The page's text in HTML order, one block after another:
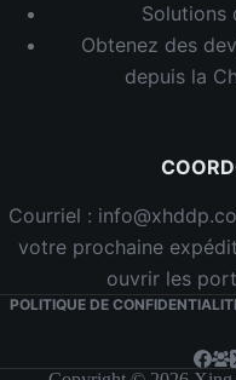
Solutions
Obtenez des
depuis la
Courriel :
votre prochaine
ouvrir les
POLITIQUE DE